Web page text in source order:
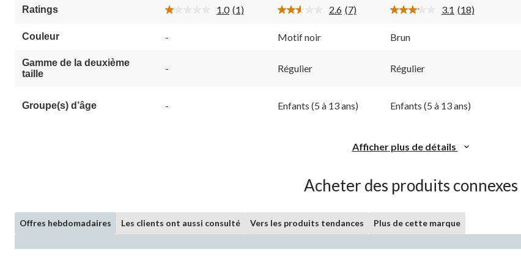
1
évaluations
Ratings 1.0 Lire
commentaire.
(1) 2.6 Lire
commentaires.
(7) 3.1 Lire
(18)
Couleur - Motif noir Brun
Gamme de la deuxième
taille
- Régulier Régulier
Groupe(s) d’âge - Enfants (5 à 13 ans) Enfants (5 à 13 ans)
Afficher plus de détails
Acheter des produits connexes
Offres hebdomadaires Les clients ont aussi consulté Vers les produits tendances Plus de cette marque